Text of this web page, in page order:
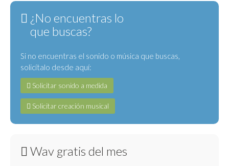
¿No encuentras lo
que buscas?
Si no encuentras el sonido o música que buscas,
solicítalo desde aquí:
Solicitar sonido a medida
Solicitar creación musical
Wav gratis del mes